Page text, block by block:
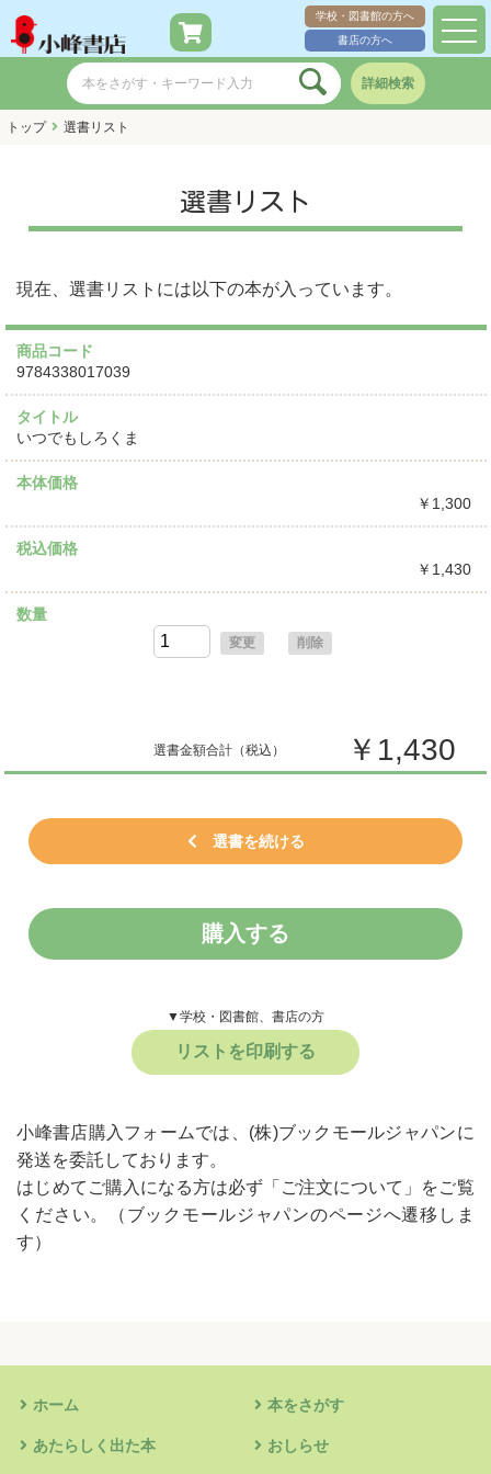
学校・図書館の方へ
書店の方へ
詳細検索
トップ 選書リスト
選書リスト
現在、選書リストには以下の本が入っています。
商品コード
9784338017039
タイトル
いつでもしろくま
本体価格
￥1,300
税込価格
￥1,430
数量
変更 削除
選書金額合計（税込） ￥1,430
選書を続ける
購入する
▼学校・図書館、書店の方
リストを印刷する
小峰書店購入フォームでは、(株)ブックモールジャパンに
発送を委託しております。
はじめてご購入になる方は必ず 「ご注文について」 をご覧
ください。
（ブックモールジャパンのページへ遷移しま
す）
ホーム 本をさがす
あたらしく出た本 おしらせ